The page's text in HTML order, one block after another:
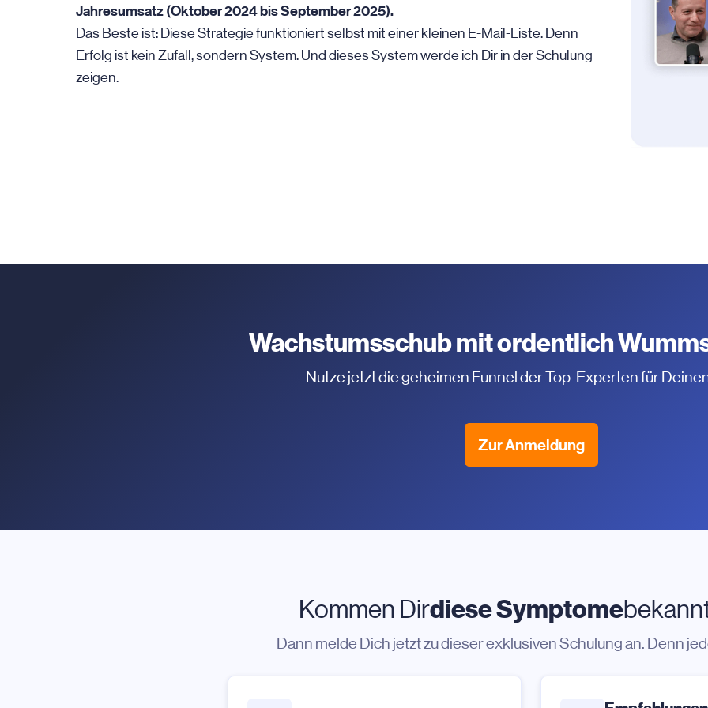
Jahresumsatz (Oktober 2024 bis September 2025).
Das Beste ist: Diese Strategie funktioniert selbst mit einer kleinen E-Mail-Liste. Denn
Erfolg ist kein Zufall, sondern System. Und dieses System werde ich Dir in der Schulung
zeigen.
Wachstumsschub mit ordentlich
Nutze jetzt die geheimen Funnel der Top-Experten für
Zur Anmeldung
Kommen Dirdiese Symptome
Dann melde Dich jetzt zu dieser exklusiven Schulung an. Denn